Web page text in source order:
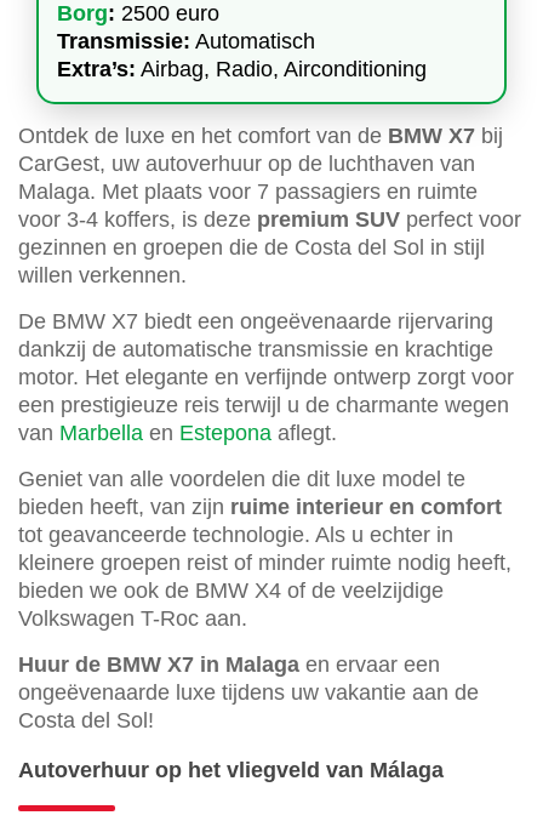
Borg: 2500 euro
Transmissie: Automatisch
Extra’s: Airbag, Radio, Airconditioning
Ontdek de luxe en het comfort van de BMW X7 bij
CarGest, uw autoverhuur op de luchthaven van
Malaga. Met plaats voor 7 passagiers en ruimte
voor 3-4 koffers, is deze premium SUV perfect voor
gezinnen en groepen die de Costa del Sol in stijl
willen verkennen.
De BMW X7 biedt een ongeëvenaarde rijervaring
dankzij de automatische transmissie en krachtige
motor. Het elegante en verfijnde ontwerp zorgt voor
een prestigieuze reis terwijl u de charmante wegen
van Marbella en Estepona aflegt.
Geniet van alle voordelen die dit luxe model te
bieden heeft, van zijn ruime interieur en comfort
tot geavanceerde technologie. Als u echter in
kleinere groepen reist of minder ruimte nodig heeft,
bieden we ook de BMW X4 of de veelzijdige
Volkswagen T-Roc aan.
Huur de BMW X7 in Malaga en ervaar een
ongeëvenaarde luxe tijdens uw vakantie aan de
Costa del Sol!
Autoverhuur op het vliegveld van Málaga